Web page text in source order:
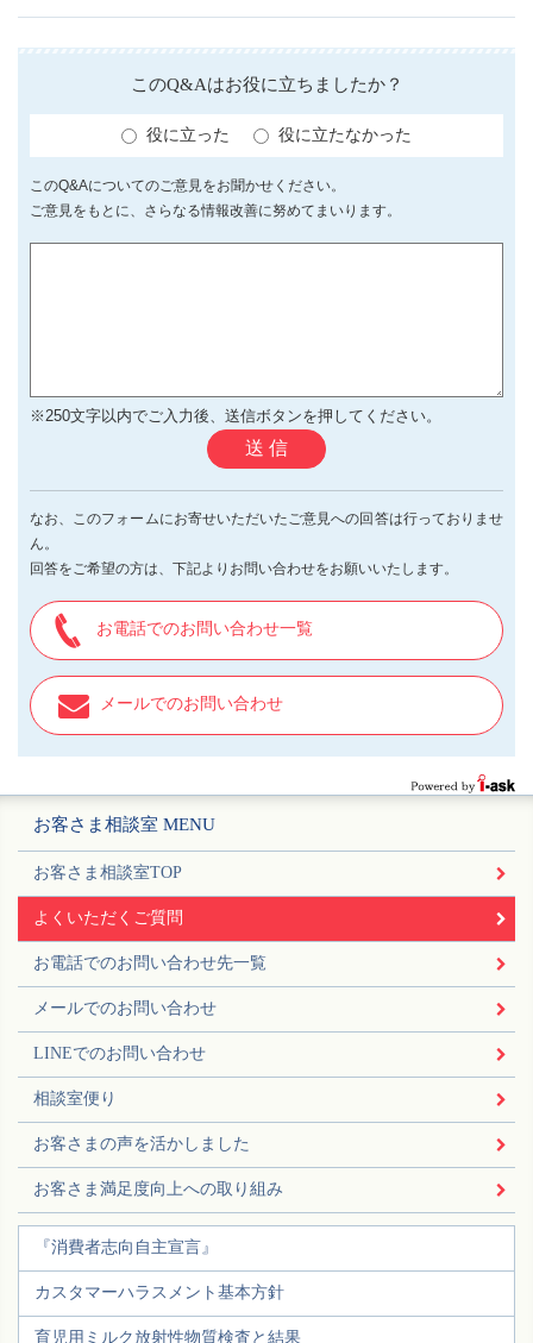
このQ&Aはお役に立ちましたか？
役に立った 役に立たなかった
このQ&Aについてのご意見をお聞かせください。
ご意見をもとに、さらなる情報改善に努めてまいります。
※250文字以内でご入力後、送信ボタンを押してください。
送 信
なお、このフォームにお寄せいただいたご意見への回答は行っておりませ
ん。
回答をご希望の方は、下記よりお問い合わせをお願いいたします。
お電話でのお問い合わせ一覧
メールでのお問い合わせ
お客さま相談室 MENU
お客さま相談室TOP
よくいただくご質問
お電話でのお問い合わせ先一覧
メールでのお問い合わせ
LINEでのお問い合わせ
相談室便り
お客さまの声を活かしました
お客さま満足度向上への取り組み
『消費者志向自主宣言』
カスタマーハラスメント基本方針
育児用ミルク放射性物質検査と結果